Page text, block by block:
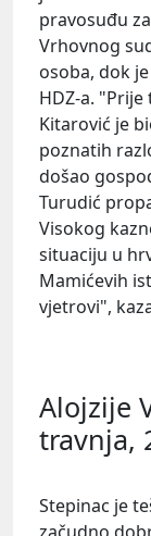
pravosuđu
Vrhovnog
osoba, dok
HDZ-a.
Kitarović je
poznatih
došao
Turudić
Visokog
situaciju u
Mamićevih
vjetrovi",
Alojzije
travnja,
Stepinac je